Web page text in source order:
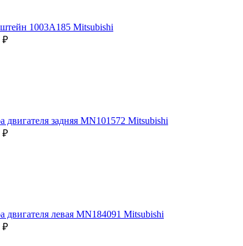
1003A185 Mitsubishi
₽
двигателя задняя MN101572 Mitsubishi
₽
двигателя левая MN184091 Mitsubishi
₽